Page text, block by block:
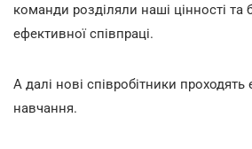
команди розділяли наші цінності та
ефективної співпраці.
А далі нові співробітники
навчання.